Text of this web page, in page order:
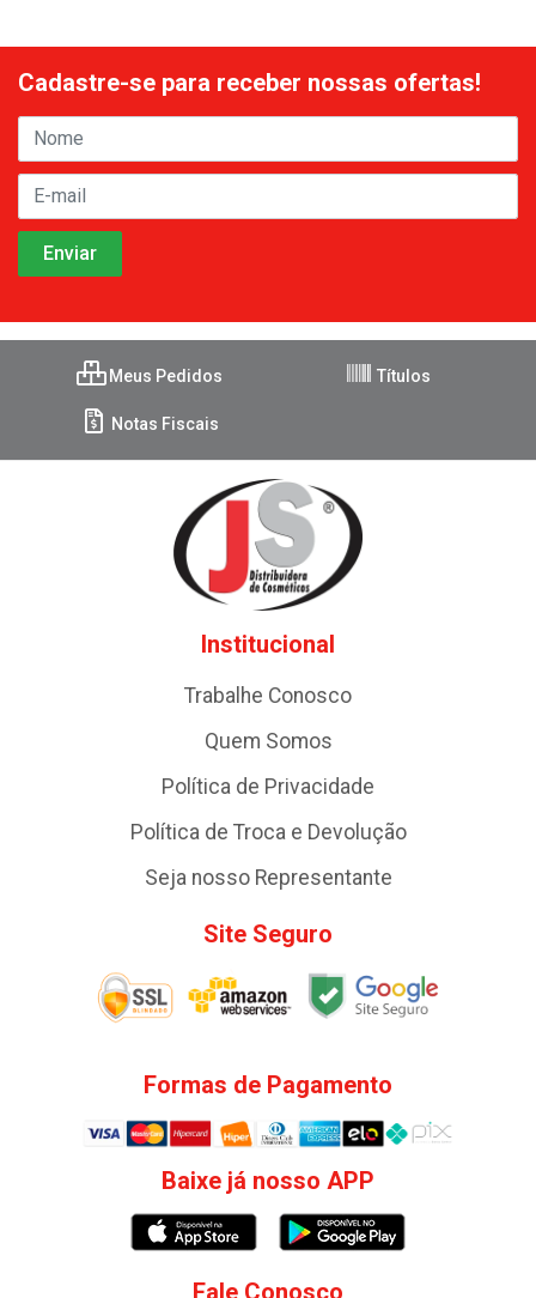
Cadastre-se para receber nossas ofertas!
Meus Pedidos Títulos
Notas Fiscais
Institucional
Trabalhe Conosco
Quem Somos
Política de Privacidade
Política de Troca e Devolução
Seja nosso Representante
Site Seguro
Formas de Pagamento
Baixe já nosso APP